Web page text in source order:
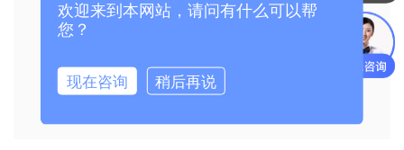
汇德物业小区执行业主人脸识别进出
欢迎来到本网站，请问有什么可以帮
您？
现在咨询 稍后再说